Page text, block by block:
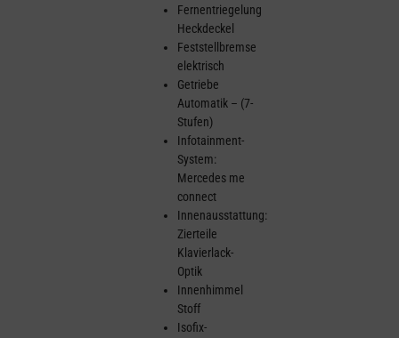
Fernentriegelung
Heckdeckel
Feststellbremse
elektrisch
Getriebe
Automatik – (7-
Stufen)
Infotainment-
System:
Mercedes me
connect
Innenausstattung:
Zierteile
Klavierlack-
Optik
Innenhimmel
Stoff
Isofix-